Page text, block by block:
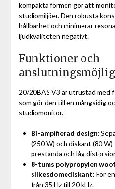
kompakta formen gör att
studiomiljöer. Den robusta
hållbarhet och minimerar
ljudkvaliteten negativt.
Funktioner och
20/20BAS V3 är utrustad med
som gör den till en mångsidig
studiomonitor.
Bi-ampifierad design:
(250 W) och diskant (80
prestanda och låg
8-tums polypropylen
silkesdomediskant: För
från 35 Hz till 20 kHz.